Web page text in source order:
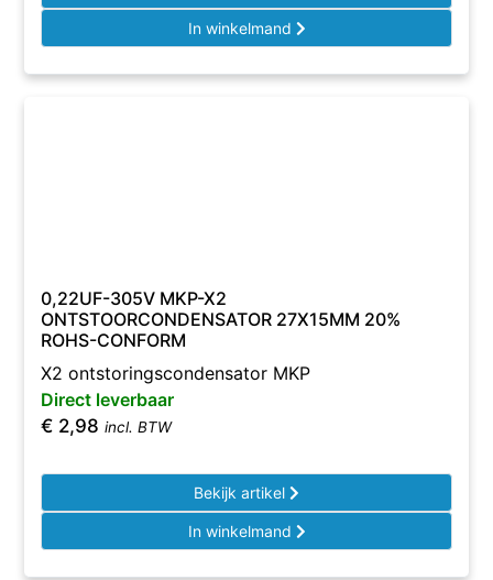
In winkelmand
0,22UF-305V MKP-X2
ONTSTOORCONDENSATOR 27X15MM 20%
ROHS-CONFORM
X2 ontstoringscondensator MKP
Direct leverbaar
€ 2,98 incl. BTW
Bekijk artikel
In winkelmand